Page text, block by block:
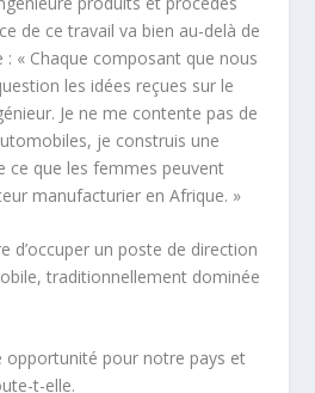
de ce travail va bien au-delà de
: « Chaque composant que nous
les idées reçues sur le
Je ne me contente pas de
je construis une
ce que les femmes peuvent
manufacturier en Afrique. »
d’occuper un poste de direction
traditionnellement dominée
opportunité pour notre pays et
t-elle.